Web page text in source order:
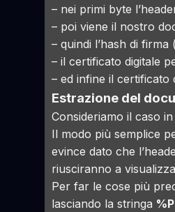
– nei primi byte
– poi viene il nostro
– quindi l’hash di
– il certificato digitale
– ed infine il certificato
Estrazione del
Consideriamo il caso
Il modo più semplice
evince dato che
riusciranno a
Per far le cose più
lasciando la stringa